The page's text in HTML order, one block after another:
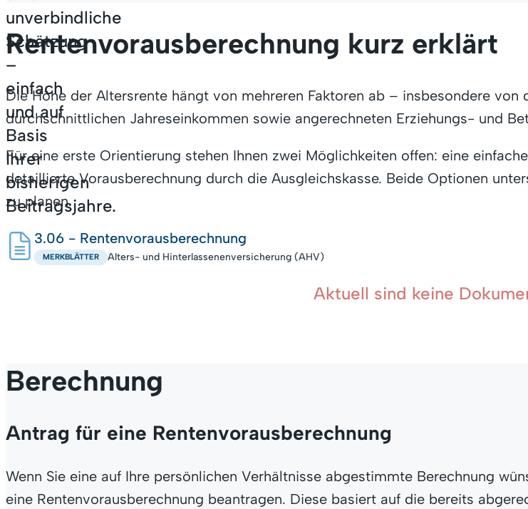
unverbindliche
Schätzung
–
einfach
und auf
Basis
Ihrer
bisherigen
Beitragsjahre.
Rentenvorausberechnung kurz erklärt
Die Höhe der Altersrente hängt von mehreren Faktoren ab – insbesondere von
durchschnittlichen Jahreseinkommen sowie angerechneten Erziehungs- und
Für eine erste Orientierung stehen Ihnen zwei Möglichkeiten offen: eine
detaillierte Vorausberechnung durch die Ausgleichskasse. Beide Optionen
zu planen.
3.06 - Rentenvorausberechnung
MERKBLÄTTER Alters- und Hinterlassenenversicherung (AHV)
Aktuell sind keine
Berechnung
Antrag für eine Rentenvorausberechnung
Wenn Sie eine auf Ihre persönlichen Verhältnisse abgestimmte Berechnung
eine Rentenvorausberechnung beantragen. Diese basiert auf die bereits